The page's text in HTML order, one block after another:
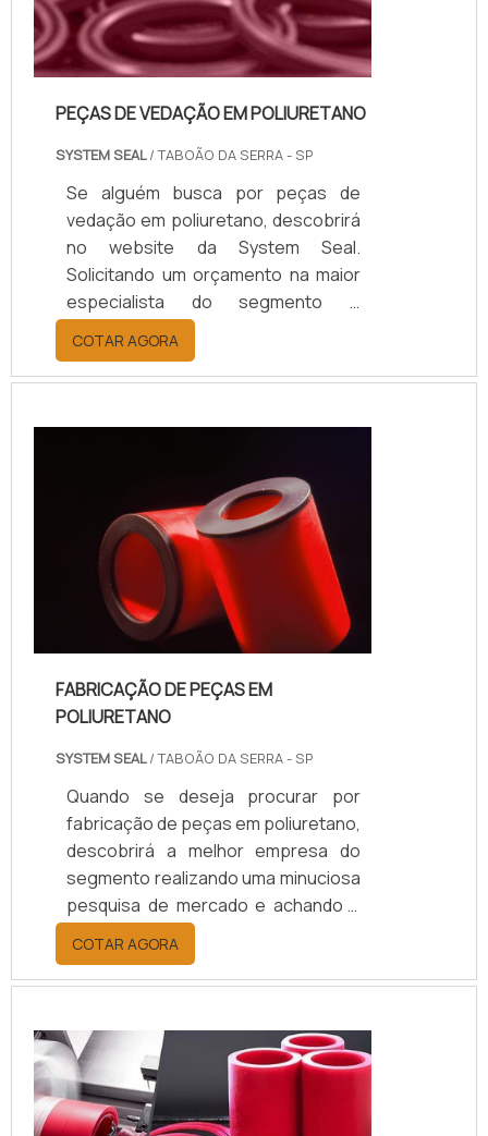
PEÇAS DE VEDAÇÃO EM POLIURETANO
SYSTEM SEAL/ TABOÃO DA SERRA - SP
Se alguém busca por peças de
vedação em poliuretano, descobrirá
no website da System Seal.
Solicitando um orçamento na maior
especialista do segmento e
achando a maior referência de
qualidade da área de
atuação.Quando o quesito é peças
produtos fabricados em até 24
horas.UM POUCO MAIS SOBRE
PEÇAS DE VEDAÇÃO EM
POLIURETANOA System Seal
centraliza...
COTAR AGORA
FABRICAÇÃO DE PEÇAS EM
POLIURETANO
SYSTEM SEAL/ TABOÃO DA SERRA - SP
Quando se deseja procurar por
fabricação de peças em poliuretano,
descobrirá a melhor empresa do
segmento realizando uma minuciosa
pesquisa de mercado e achando a
líder em qualidade.DETALHES SOBRE
A FABRICAÇÃO DE PEÇAS EM
POLIURETANOQuem quer achar
em uma empresa inovadora, depara
com a System Seal. Com grande
expressão de mercado quando o
assunto é anéis de poliuretano e
COTAR AGORA